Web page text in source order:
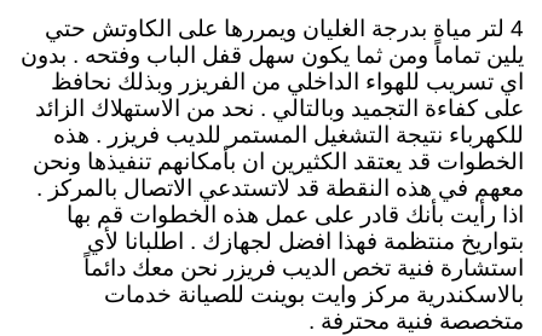
4 لتر مياة بدرجة الغليان ويمررها على الكاوتش حتي
يلين تماماً ومن ثما يكون سهل قفل الباب وفتحه . بدون
اي تسريب للهواء الداخلي من الفريزر وبذلك نحافظ
على كفاءة التجميد وبالتالي . نحد من الاستهلاك الزائد
للكهرباء نتيجة التشغيل المستمر للديب فريزر . هذه
الخطوات قد يعتقد الكثيرين ان بأمكانهم تنفيذها ونحن
معهم في هذه النقطة قد لاتستدعي الاتصال بالمركز .
اذا رأيت بأنك قادر على عمل هذه الخطوات قم بها
بتواريخ منتظمة فهذا افضل لجهازك . اطلبانا لأي
استشارة فنية تخص الديب فريزر نحن معك دائماً
بالاسكندرية مركز وايت بوينت للصيانة خدمات
متخصصة فنية محترفة .